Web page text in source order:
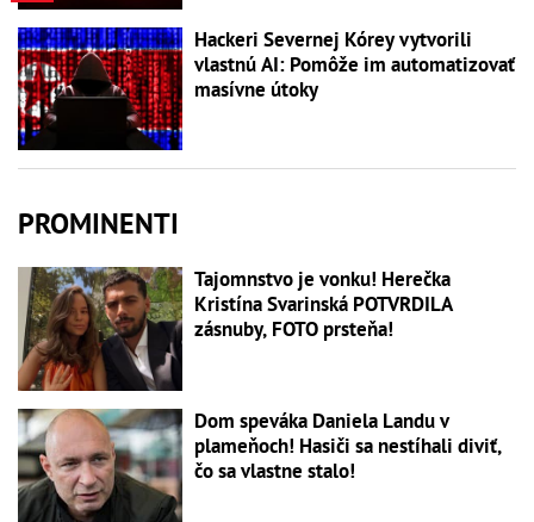
Hackeri Severnej Kórey vytvorili
vlastnú AI: Pomôže im automatizovať
masívne útoky
PROMINENTI
Tajomnstvo je vonku! Herečka
Kristína Svarinská POTVRDILA
zásnuby, FOTO prsteňa!
Dom speváka Daniela Landu v
plameňoch! Hasiči sa nestíhali diviť,
čo sa vlastne stalo!